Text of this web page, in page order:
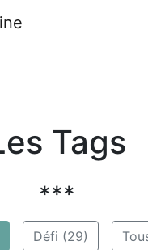
Tags
***
Défi (29)